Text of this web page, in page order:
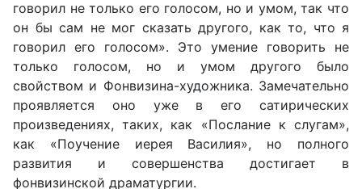
говорил не только его голосом, но и умом, так что
он бы сам не мог сказать другого, как то, что я
говорил его голосом». Это умение говорить не
только голосом, но и умом другого было
свойством и Фонвизина-художника. Замечательно
проявляется оно уже в его сатирических
произведениях, таких, как «Послание к слугам»,
как «Поучение иерея Василия», но полного
развития и совершенства достигает в
фонвизинской драматургии.